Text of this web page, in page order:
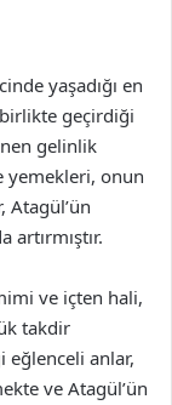
yaşadığı en
geçirdiği
gelinlik
yemekleri, onun
Atagül’ün
artırmıştır.
ve içten hali,
takdir
eğlenceli anlar,
ve Atagül’ün